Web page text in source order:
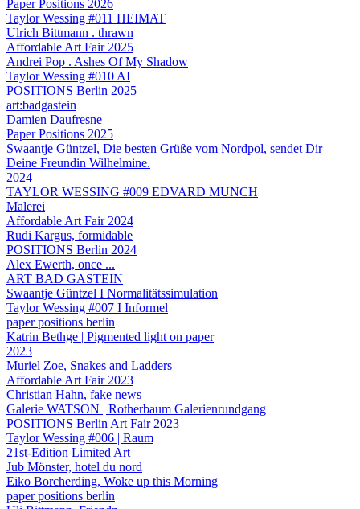
Paper Positions 2026
Taylor Wessing #011 HEIMAT
Ulrich Bittmann . thrawn
Affordable Art Fair 2025
Andrei Pop . Ashes Of My Shadow
Taylor Wessing #010 AI
POSITIONS Berlin 2025
art:badgastein
Damien Daufresne
Paper Positions 2025
Swaantje Güntzel, Die besten Grüße vom Nordpol, sendet Dir
Deine Freundin Wilhelmine.
2024
TAYLOR WESSING #009 EDVARD MUNCH
Malerei
Affordable Art Fair 2024
Rudi Kargus, formidable
POSITIONS Berlin 2024
Alex Ewerth, once ...
ART BAD GASTEIN
Swaantje Güntzel I Normalitätssimulation
Taylor Wessing #007 I Informel
paper positions berlin
Katrin Bethge | Pigmented light on paper
2023
Muriel Zoe, Snakes and Ladders
Affordable Art Fair 2023
Christian Hahn, fake news
Galerie WATSON | Rotherbaum Galerienrundgang
POSITIONS Berlin Art Fair 2023
Taylor Wessing #006 | Raum
21st-Edition Limited Art
Jub Mönster, hotel du nord
Eiko Borcherding, Woke up this Morning
paper positions berlin